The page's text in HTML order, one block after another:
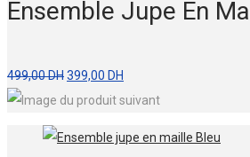
499,00 DH.399,00 DH.
Ensemble Jupe En
499,00DHLe
prix
399,00 DH
prix
est :